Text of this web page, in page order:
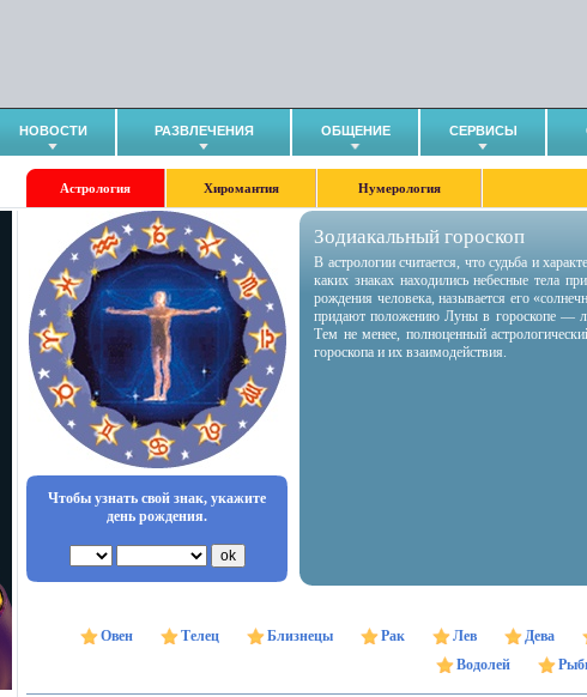
НОВОСТИ РАЗВЛЕЧЕНИЯ ОБЩЕНИЕ СЕРВИСЫ
Астрология Хиромантия Нумерология
Чтобы узнать свой знак, укажите
день рождения.
Зодиакальный гороскоп
В астрологии считается, что судьба и
каких знаках находились небесные тела
рождения человека, называется его
придают положению Луны в гороскопе —
Тем не менее, полноценный
гороскопа и их взаимодействия.
Овен Телец Близнецы Рак Лев Дева
Водолей